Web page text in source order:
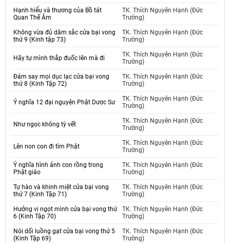
Hạnh hiểu và thương của Bồ tát
Quan Thế Âm
TK. Thích Nguyên Hạnh (Đức
Trường)
Không vừa đủ dâm sắc cửa bại vong
thứ 9 (Kinh tập 73)
TK. Thích Nguyên Hạnh (Đức
Trường)
Hãy tự mình thắp đuốc lên mà đi
TK. Thích Nguyên Hạnh (Đức
Trường)
Đám say mọi dục lạc cửa bại vong
thứ 8 (Kinh Tập 72)
TK. Thích Nguyên Hạnh (Đức
Trường)
Ý nghĩa 12 đại nguyện Phật Dược Sư
TK. Thích Nguyên Hạnh (Đức
Trường)
Như ngọc không tỳ vết
TK. Thích Nguyên Hạnh (Đức
Trường)
Lên non con đi tìm Phật
TK. Thích Nguyên Hạnh (Đức
Trường)
Ý nghĩa hình ảnh con rồng trong
Phật giáo
TK. Thích Nguyên Hạnh (Đức
Trường)
Tự hào và khinh miệt cửa bại vong
thứ 7 (Kinh Tập 71)
TK. Thích Nguyên Hạnh (Đức
Trường)
Hưởng vị ngọt mình cửa bại vong thứ
6 (Kinh Tập 70)
TK. Thích Nguyên Hạnh (Đức
Trường)
Nói dối luồng gạt cửa bại vong thứ 5
(Kinh Tập 69)
TK. Thích Nguyên Hạnh (Đức
Trường)